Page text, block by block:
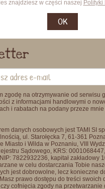
znajdziesz w części naszej Polityki
OK
zgodę na otrzymywanie od serwisu
z informacjami handlowymi o
i rabatach na podany przeze mnie
danych osobowych jest TAMI SI
ul. Starołęcka 7, 61-361
Miasto i Wilda w Poznaniu, VIII
Sądowego, KRS:
7822932236, kapitał zakładowy
w celu dostarczania Tobie
jest dobrowolne, lecz konieczne
prawo dostępu do treści swoich
cofnięcia zgody na przetwarzanie